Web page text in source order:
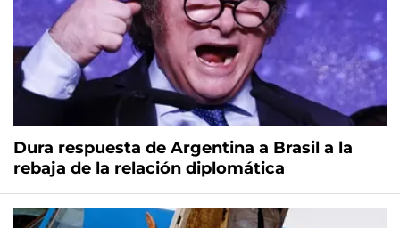
Dura respuesta de Argentina a Brasil a la
rebaja de la relación diplomática